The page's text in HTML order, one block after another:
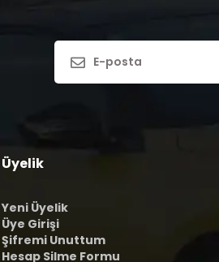
Üyelik
Yeni Üyelik
Üye Girişi
Şifremi Unuttum
Hesap Silme Formu